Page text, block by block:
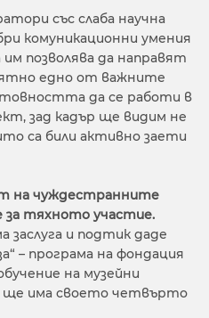
със слаба научна
комуникационни умения
позволява да направят
едно от важните
да се работи в
зад кадър ще видим не
са били активно заети
на чуждестранните
за тяхното участие.
заслуга и подтик даде
– програма на фондация
на музейни
ще има своето четвърто